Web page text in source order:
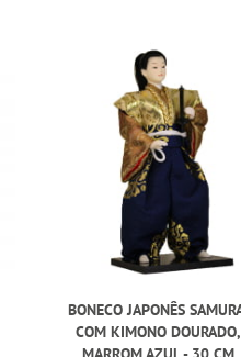
BONECO JAPONÊS
COM KIMONO DOURADO,